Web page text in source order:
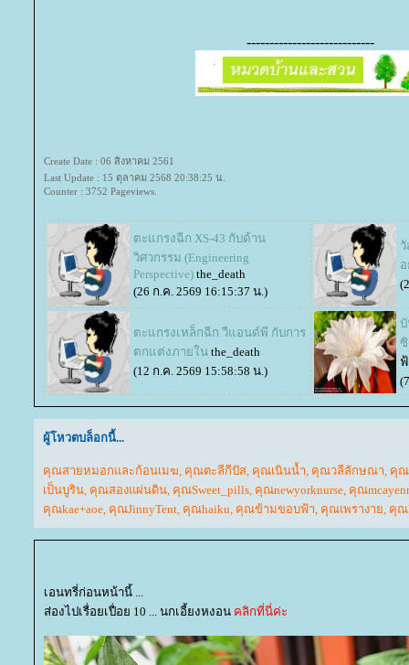
----------------------------
Create Date : 06 สิงหาคม 2561
Last Update : 15 ตุลาคม 2568 20:38:25 น.
Counter : 3752 Pageviews.
ตะแกรงฉีก XS-43 กับด้าน
วิศวกรรม (Engineering
Perspective) the_death
(26 ก.ค. 2569 16:15:37 น.)
ตะแกรงเหล็กฉีก วีแอนด์พี กับการ
ตกแต่งภายใน the_death
(12 ก.ค. 2569 15:58:58 น.)
ซิ
ผู้โหวตบล็อกนี้...
คุณสายหมอกและก้อนเมฆ คุณตะลีกีปัส คุณเนินน้ำ คุณวลีลักษณา คุณ
เป็นบูริน คุณสองแผ่นดิน คุณSweet_pills คุณnewyorknurse คุณ
คุณkae+aoe คุณJinnyTent คุณhaiku คุณข้ามขอบฟ้า คุณเพรางา คุณ
เอนทรี่ก่อนหน้านี้ ...
ส่องไปเรื่อยเปื่อย 10 ... นกเอี้ยงหงอน คลิกที่นี่ค่ะ